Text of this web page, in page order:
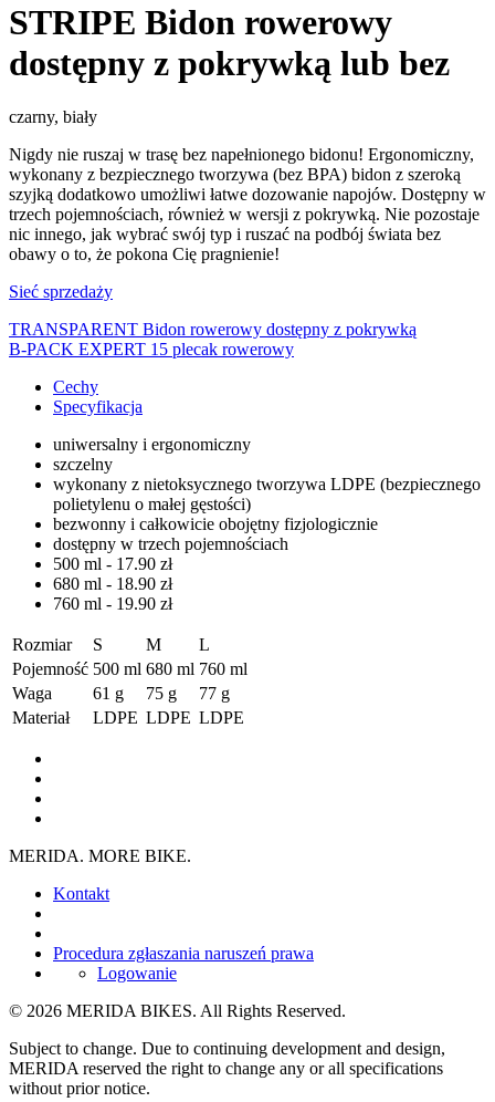
STRIPE Bidon rowerowy
dostępny z pokrywką lub bez
czarny, biały
Nigdy nie ruszaj w trasę bez napełnionego bidonu! Ergonomiczny,
wykonany z bezpiecznego tworzywa (bez BPA) bidon z szeroką
szyjką dodatkowo umożliwi łatwe dozowanie napojów. Dostępny w
trzech pojemnościach, również w wersji z pokrywką. Nie pozostaje
nic innego, jak wybrać swój typ i ruszać na podbój świata bez
obawy o to, że pokona Cię pragnienie!
Sieć sprzedaży
TRANSPARENT Bidon rowerowy dostępny z pokrywką
B-PACK EXPERT 15 plecak rowerowy
Cechy
Specyfikacja
uniwersalny i ergonomiczny
szczelny
wykonany z nietoksycznego tworzywa LDPE (bezpiecznego
polietylenu o małej gęstości)
bezwonny i całkowicie obojętny fizjologicznie
dostępny w trzech pojemnościach
500 ml - 17.90 zł
680 ml - 18.90 zł
760 ml - 19.90 zł
Rozmiar S M
L
Pojemność 500 ml 680 ml 760 ml
Waga
61 g 75 g
77 g
Materiał
LDPE LDPE LDPE
MERIDA. MORE BIKE.
Kontakt
Procedura zgłaszania naruszeń prawa
Logowanie
© 2026 MERIDA BIKES. All Rights Reserved.
Subject to change. Due to continuing development and design,
MERIDA reserved the right to change any or all specifications
without prior notice.